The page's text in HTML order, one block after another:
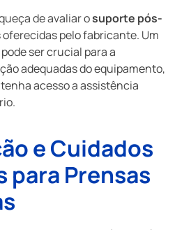
de avaliar osuporte pós-
pelo fabricante. Um
ser crucial para a
adequadas do equipamento,
acesso a assistência
e Cuidados
para Prensas